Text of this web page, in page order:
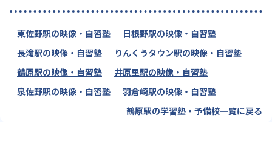
東佐野駅の映像・自習塾
日根野駅の映像・自習塾
長滝駅の映像・自習塾
りんくうタウン駅の映像・自習塾
鶴原駅の映像・自習塾
井原里駅の映像・自習塾
泉佐野駅の映像・自習塾
羽倉崎駅の映像・自習塾
鶴原駅の学習塾・予備校一覧に戻る